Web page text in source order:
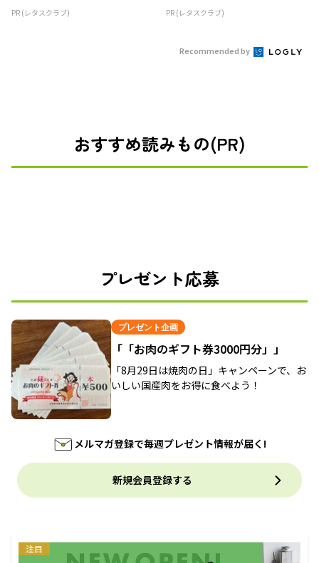
PR (レタスクラブ) PR (レタスクラブ)
Recommended by
おすすめ読みもの(PR)
プレゼント応募
プレゼント企画
「「お肉のギフト券3000円分」」
「8月29日は焼肉の日」キャンペーンで、お
いしい国産肉をお得に食べよう！
メルマガ登録で毎週プレゼント情報が届く!
新規会員登録する
注目